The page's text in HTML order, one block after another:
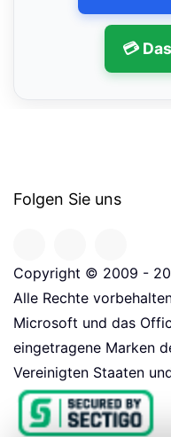
💳
Folgen Sie uns
Copyright © 2009 -
Alle Rechte
Microsoft und das
eingetragene Marken
Vereinigten Staaten